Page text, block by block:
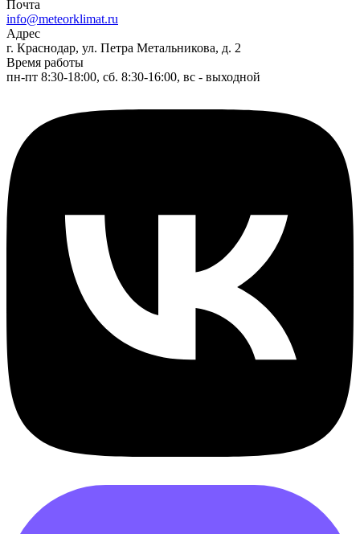
Почта
info@meteorklimat.ru
Адрес
г. Краснодар, ул. Петра Метальникова, д. 2
Время работы
пн-пт 8:30-18:00, сб. 8:30-16:00, вс - выходной